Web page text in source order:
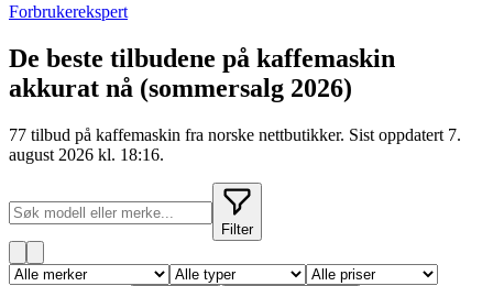
Forbrukerekspert
De beste tilbudene på kaffemaskin
akkurat nå (sommersalg 2026)
77 tilbud på kaffemaskin fra norske nettbutikker. Sist oppdatert 7.
august 2026 kl. 18:16.
Filter